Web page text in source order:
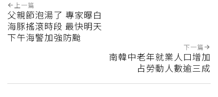
上一篇
父親節泡湯了 專家曝白
海豚搖滾時段 最快明天
下午海警加強防颱
下一篇
南韓中老年就業人口增加
占勞動人數逾三成